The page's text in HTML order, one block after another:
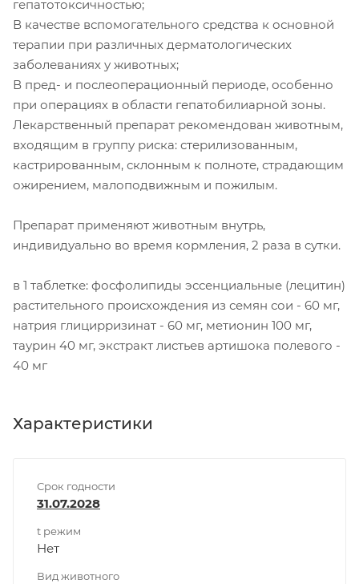
гепатотоксичностью;
В качестве вспомогательного средства к основной
терапии при различных дерматологических
заболеваниях у животных;
В пред- и послеоперационный периоде, особенно
при операциях в области гепатобилиарной зоны.
Лекарственный препарат рекомендован животным,
входящим в группу риска: стерилизованным,
кастрированным, склонным к полноте, страдающим
ожирением, малоподвижным и пожилым.
Препарат применяют животным внутрь,
индивидуально во время кормления, 2 раза в сутки.
в 1 таблетке: фосфолипиды эссенциальные (лецитин)
растительного происхождения из семян сои - 60 мг,
натрия глицирризинат - 60 мг, метионин 100 мг,
таурин 40 мг, экстракт листьев артишока полевого -
40 мг
Характеристики
Срок годности
31.07.2028
t режим
Нет
Вид животного